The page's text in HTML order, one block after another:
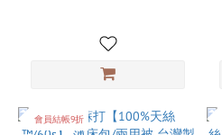
會員結帳9折